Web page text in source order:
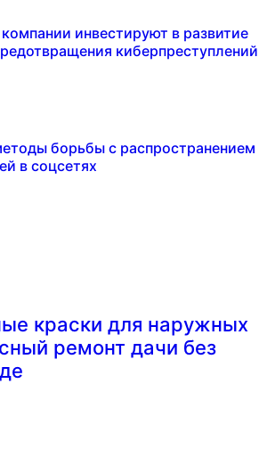
инвестируют в развитие
киберпреступлений
борьбы с распространением
в соцсетях
краски для наружных
ремонт дачи без